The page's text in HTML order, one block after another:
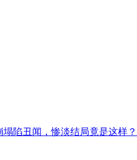
陷丑闻，惨淡结局竟是这样？